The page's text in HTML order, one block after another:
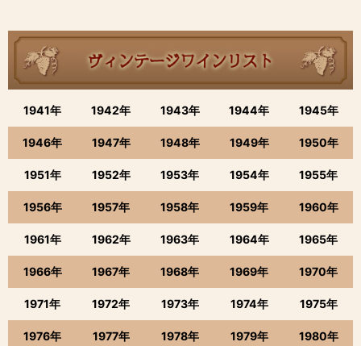
1941年 1942年 1943年 1944年 1945年
1946年 1947年 1948年 1949年 1950年
1951年 1952年 1953年 1954年 1955年
1956年 1957年 1958年 1959年 1960年
1961年 1962年 1963年 1964年 1965年
1966年 1967年 1968年 1969年 1970年
1971年 1972年 1973年 1974年 1975年
1976年 1977年 1978年 1979年 1980年